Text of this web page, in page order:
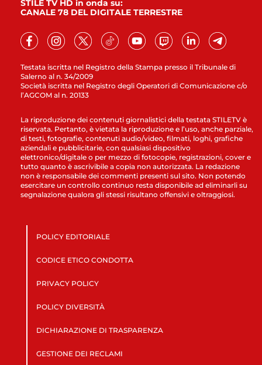
Testata iscritta nel Registro della Stampa presso il Tribunale di
Salerno al n. 34/2009
Società iscritta nel Registro degli Operatori di Comunicazione c/o
l’AGCOM al n. 20133
STILE TV HD in onda su:
CANALE 78 DEL DIGITALE TERRESTRE
La riproduzione dei contenuti giornalistici della testata STILETV è
riservata. Pertanto, è vietata la riproduzione e l’uso, anche parziale,
di testi, fotografie, contenuti audio/video, filmati, loghi, grafiche
aziendali e pubblicitarie, con qualsiasi dispositivo
elettronico/digitale o per mezzo di fotocopie, registrazioni, cover e
tutto quanto è ascrivibile a copia non autorizzata. La redazione
non è responsabile dei commenti presenti sul sito. Non potendo
esercitare un controllo continuo resta disponibile ad eliminarli su
segnalazione qualora gli stessi risultano offensivi e oltraggiosi.
POLICY EDITORIALE
CODICE ETICO CONDOTTA
PRIVACY POLICY
POLICY DIVERSITÀ
DICHIARAZIONE DI TRASPARENZA
GESTIONE DEI RECLAMI